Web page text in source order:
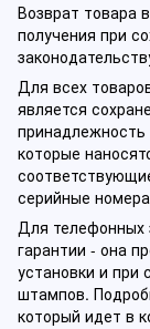
Возврат товара
получения при
Для всех
является
которые
серийные
Для телефонных
гарантии - она
установки и при
штампов.
который идет в